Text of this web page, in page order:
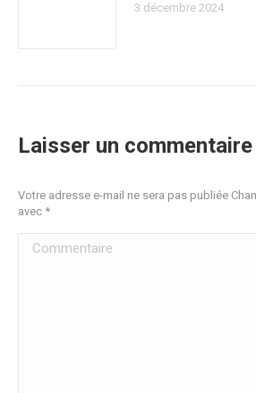
3 décembre 2024
Laisser un commentaire
Votre adresse e-mail ne sera pas publiée
avec *
Commentaire